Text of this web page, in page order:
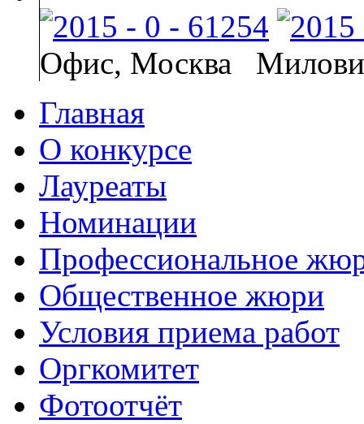
Офис, Москва
Главная
О конкурсе
Лауреаты
Номинации
Профессиональное
Общественное жюри
Условия приема работ
Оргкомитет
Фотоотчёт